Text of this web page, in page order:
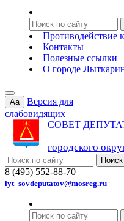
Противодействие
Контакты
Полезные ссылки
О городе
Aa
Версия для
слабовидящих
СОВЕТ
городского
8 (495) 552-88-70
lyt_sovdeputatov@mosreg.ru